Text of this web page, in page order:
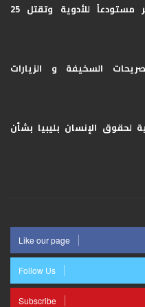
قوات الاحتلال تدمر مستودعاً للأدوية وتقتل 25
السخيفة و الزيارات
لحقوق الإنسان بليبيا ​بشأن
Like our page
Follow Us
Subscribe